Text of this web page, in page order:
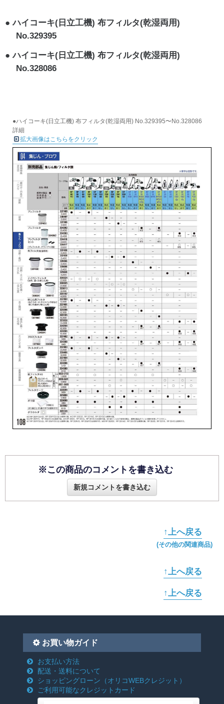
ハイコーキ(日立工機) 布フィルタ(乾湿両用)
No.329395
ハイコーキ(日立工機) 布フィルタ(乾湿両用)
No.328086
●ハイコーキ(日立工機) 布フィルタ(乾湿両用) No.329395〜No.328086
詳細
拡大画像はこちらをクリック
※この商品のコメントを書き込む
新規コメントを書き込む
↑上へ戻る
(その他の関連商品)
↑上へ戻る
↑上へ戻る
お買い物ガイド
お支払い方法
配送・送料について
ショッピングローン （オリコWEBクレジット）
ご利用可能なクレジットカード